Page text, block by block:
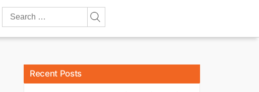
Search
Recent Posts